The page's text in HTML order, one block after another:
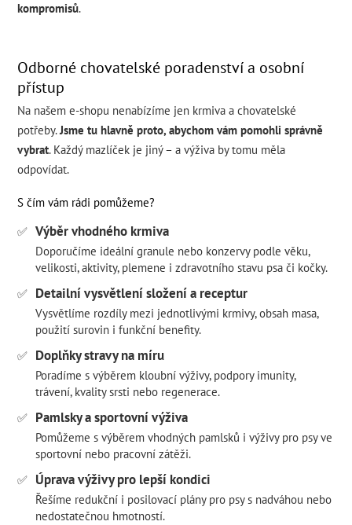
kompromisů.
Odborné chovatelské poradenství a osobní
přístup
Na našem e-shopu nenabízíme jen krmiva a chovatelské
potřeby.Jsme tu hlavně proto, abychom vám pomohli správně
vybrat. Každý mazlíček je jiný – a výživa by tomu měla
odpovídat.
S čím vám rádi pomůžeme?
✅ Výběr vhodného krmiva
Doporučíme ideální granule nebo konzervy podle věku,
velikosti, aktivity, plemene i zdravotního stavu psa či kočky.
✅ Detailní vysvětlení složení a receptur
Vysvětlíme rozdíly mezi jednotlivými krmivy, obsah masa,
použití surovin i funkční benefity.
✅ Doplňky stravy na míru
Poradíme s výběrem kloubní výživy, podpory imunity,
trávení, kvality srsti nebo regenerace.
✅ Pamlsky a sportovní výživa
Pomůžeme s výběrem vhodných pamlsků i výživy pro psy ve
sportovní nebo pracovní zátěži.
✅ Úprava výživy pro lepší kondici
Řešíme redukční i posilovací plány pro psy s nadváhou nebo
nedostatečnou hmotností.